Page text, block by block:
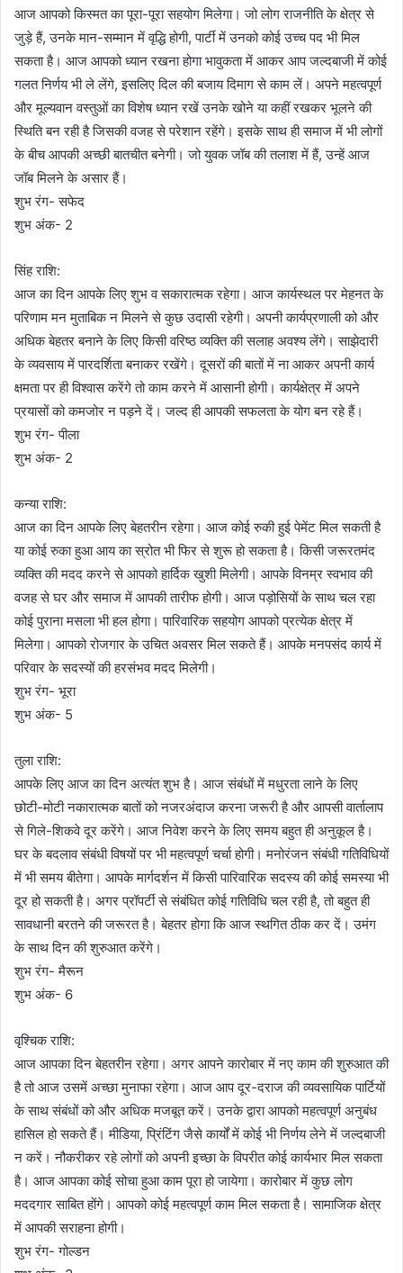
आज आपको किस्मत का पूरा-पूरा सहयोग मिलेगा। जो लोग राजनीति के क्षेत्र से
जुड़े हैं, उनके मान-सम्मान में वृद्धि होगी, पार्टी में उनको कोई उच्च पद भी मिल
सकता है। आज आपको ध्यान रखना होगा भावुकता में आकर आप जल्दबाजी में कोई
गलत निर्णय भी ले लेंगे, इसलिए दिल की बजाय दिमाग से काम लें। अपने महत्वपूर्ण
और मूल्यवान वस्तुओं का विशेष ध्यान रखें उनके खोने या कहीं रखकर भूलने की
स्थिति बन रही है जिसकी वजह से परेशान रहेंगे। इसके साथ ही समाज में भी लोगों
के बीच आपकी अच्छी बातचीत बनेगी। जो युवक जॉब की तलाश में हैं, उन्हें आज
जॉब मिलने के असार हैं।
शुभ रंग- सफेद
शुभ अंक- 2
सिंह राशि:
आज का दिन आपके लिए शुभ व सकारात्मक रहेगा। आज कार्यस्थल पर मेहनत के
परिणाम मन मुताबिक न मिलने से कुछ उदासी रहेगी। अपनी कार्यप्रणाली को और
अधिक बेहतर बनाने के लिए किसी वरिष्ठ व्यक्ति की सलाह अवश्य लेंगे। साझेदारी
के व्यवसाय में पारदर्शिता बनाकर रखेंगे। दूसरों की बातों में ना आकर अपनी कार्य
क्षमता पर ही विश्वास करेंगे तो काम करने में आसानी होगी। कार्यक्षेत्र में अपने
प्रयासों को कमजोर न पड़ने दें। जल्द ही आपकी सफलता के योग बन रहे हैं।
शुभ रंग- पीला
शुभ अंक- 2
कन्या राशि:
आज का दिन आपके लिए बेहतरीन रहेगा। आज कोई रुकी हुई पेमेंट मिल सकती है
या कोई रुका हुआ आय का स्रोत भी फिर से शुरू हो सकता है। किसी जरूरतमंद
व्यक्ति की मदद करने से आपको हार्दिक खुशी मिलेगी। आपके विनम्र स्वभाव की
वजह से घर और समाज में आपकी तारीफ होगी। आज पड़ोसियों के साथ चल रहा
कोई पुराना मसला भी हल होगा। पारिवारिक सहयोग आपको प्रत्येक क्षेत्र में
मिलेगा। आपको रोजगार के उचित अवसर मिल सकते हैं। आपके मनपसंद कार्य में
परिवार के सदस्यों की हरसंभव मदद मिलेगी।
शुभ रंग- भूरा
शुभ अंक- 5
तुला राशि:
आपके लिए आज का दिन अत्यंत शुभ है। आज संबंधों में मधुरता लाने के लिए
छोटी-मोटी नकारात्मक बातों को नजरअंदाज करना जरूरी है और आपसी वार्तालाप
से गिले-शिकवे दूर करेंगे। आज निवेश करने के लिए समय बहुत ही अनुकूल है।
घर के बदलाव संबंधी विषयों पर भी महत्वपूर्ण चर्चा होगी। मनोरंजन संबंधी गतिविधियों
में भी समय बीतेगा। आपके मार्गदर्शन में किसी पारिवारिक सदस्य की कोई समस्या भी
दूर हो सकती है। अगर प्रॉपर्टी से संबंधित कोई गतिविधि चल रही है, तो बहुत ही
सावधानी बरतने की जरूरत है। बेहतर होगा कि आज स्थगित ठीक कर दें। उमंग
के साथ दिन की शुरुआत करेंगे।
शुभ रंग- मैरून
शुभ अंक- 6
वृश्चिक राशि:
आज आपका दिन बेहतरीन रहेगा। अगर आपने कारोबार में नए काम की शुरुआत की
है तो आज उसमें अच्छा मुनाफा रहेगा। आज आप दूर-दराज की व्यवसायिक पार्टियों
के साथ संबंधों को और अधिक मजबूत करें। उनके द्वारा आपको महत्वपूर्ण अनुबंध
हासिल हो सकते हैं। मीडिया, प्रिंटिंग जैसे कार्यों में कोई भी निर्णय लेने में जल्दबाजी
न करें। नौकरीकर रहे लोगों को अपनी इच्छा के विपरीत कोई कार्यभार मिल सकता
है। आज आपका कोई सोचा हुआ काम पूरा हो जायेगा। कारोबार में कुछ लोग
मददगार साबित होंगे। आपको कोई महत्वपूर्ण काम मिल सकता है। सामाजिक क्षेत्र
में आपकी सराहना होगी।
शुभ रंग- गोल्डन